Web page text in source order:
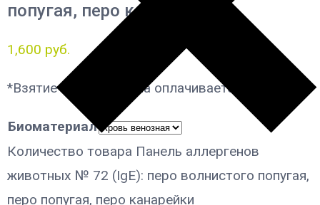
попугая, перо канарейки
1,600 руб.
*Взятие биоматериала оплачивается отдельно
Биоматериал
Количество товара Панель аллергенов
животных № 72 (IgE): перо волнистого попугая,
перо попугая, перо канарейки